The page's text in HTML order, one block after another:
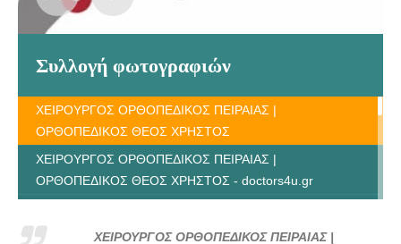
Συλλογή φωτογραφιών
ΧΕΙΡΟΥΡΓΟΣ ΟΡΘΟΠΕΔΙΚΟΣ ΠΕΙΡΑΙΑΣ |
ΟΡΘΟΠΕΔΙΚΟΣ ΘΕΟΣ ΧΡΗΣΤΟΣ
ΧΕΙΡΟΥΡΓΟΣ ΟΡΘΟΠΕΔΙΚΟΣ ΠΕΙΡΑΙΑΣ |
ΟΡΘΟΠΕΔΙΚΟΣ ΘΕΟΣ ΧΡΗΣΤΟΣ - doctors4u.gr
ΟΡΘΟΠΕΔΙΚΟΣ ΘΕΟΣ ΧΡΗΣΤΟΣ - doctors4u.gr
ΧΕΙΡΟΥΡΓΟΣ ΟΡΘΟΠΕΔΙΚΟΣ ΠΕΙΡΑΙΑΣ |